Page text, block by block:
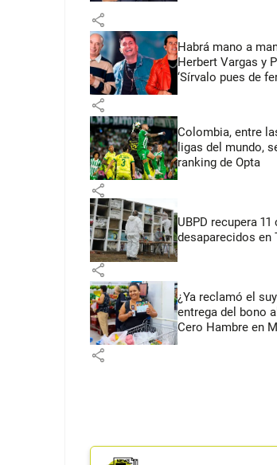
share
Habrá mano a
Herbert Vargas y
‘Sírvalo pues de
share
Colombia, entre
ligas del mundo,
ranking de Opta
share
UBPD recupera
desaparecidos en
share
¿Ya reclamó el
entrega del bono
Cero Hambre en
share